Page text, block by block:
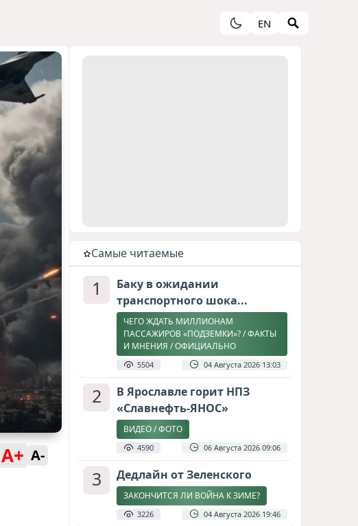
EN
A+ A-
Cамые читаемые
1
Баку в ожидании
транспортного шока...
ЧЕГО ЖДАТЬ МИЛЛИОНАМ
ПАССАЖИРОВ «ПОДЗЕМКИ»? / ФАКТЫ
И МНЕНИЯ / ОФИЦИАЛЬНО
5504 04 Августа 2026 13:03
2
В Ярославле горит НПЗ
«Славнефть-ЯНОС»
ВИДЕО / ФОТО
4590 06 Августа 2026 09:06
3 Дедлайн от Зеленского
ЗАКОНЧИТСЯ ЛИ ВОЙНА К ЗИМЕ?
3226 04 Августа 2026 19:46